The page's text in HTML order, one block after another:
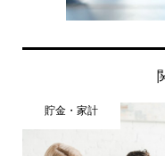
貯金・家計